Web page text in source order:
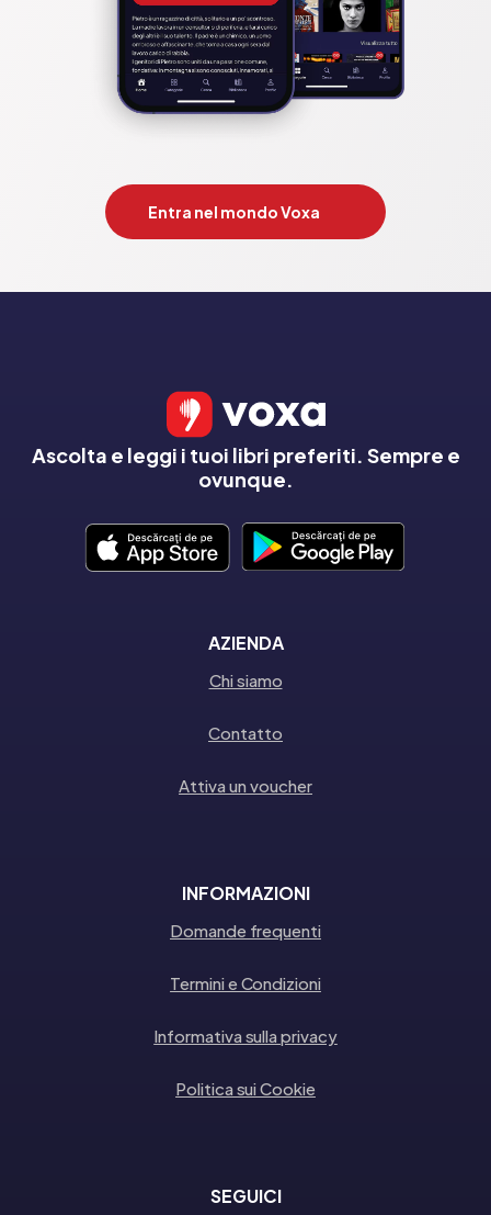
Entra nel mondo Voxa
Ascolta e leggi i tuoi libri preferiti. Sempre e
ovunque.
AZIENDA
Chi siamo
Contatto
Attiva un voucher
INFORMAZIONI
Domande frequenti
Termini e Condizioni
Informativa sulla privacy
Politica sui Cookie
SEGUICI